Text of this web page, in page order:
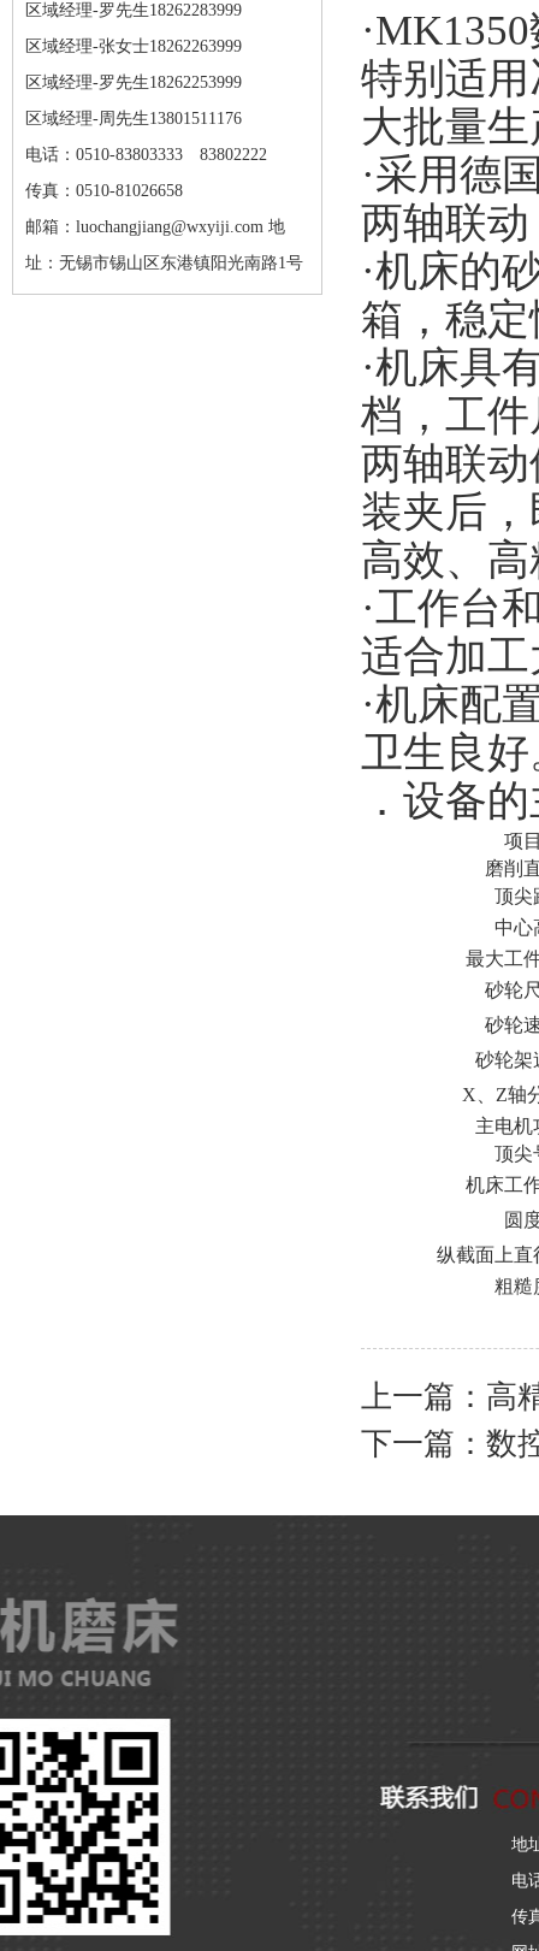
区域经理-罗先生18262283999
区域经理-张女士18262263999
区域经理-罗先生18262253999
区域经理-周先生13801511176
电话：0510-83803333 83802222
传真：0510-81026658
邮箱：luochangjiang@wxyiji.com 地
址：无锡市锡山区东港镇阳光南路1号
特别适
大批量
·采用德
两轴联
·机床的
箱，稳
·机床具
档，工
两轴联
装夹后
高效、
·工作台
适合加
·机床配
卫生良好
． 设备
项
磨削
顶尖
中心
最大工
砂轮
砂轮
砂轮架
X、Z轴
主电机
顶尖
机床工
圆
纵截面上直
粗糙
上一篇： 高
下一篇： 数
地
电
传